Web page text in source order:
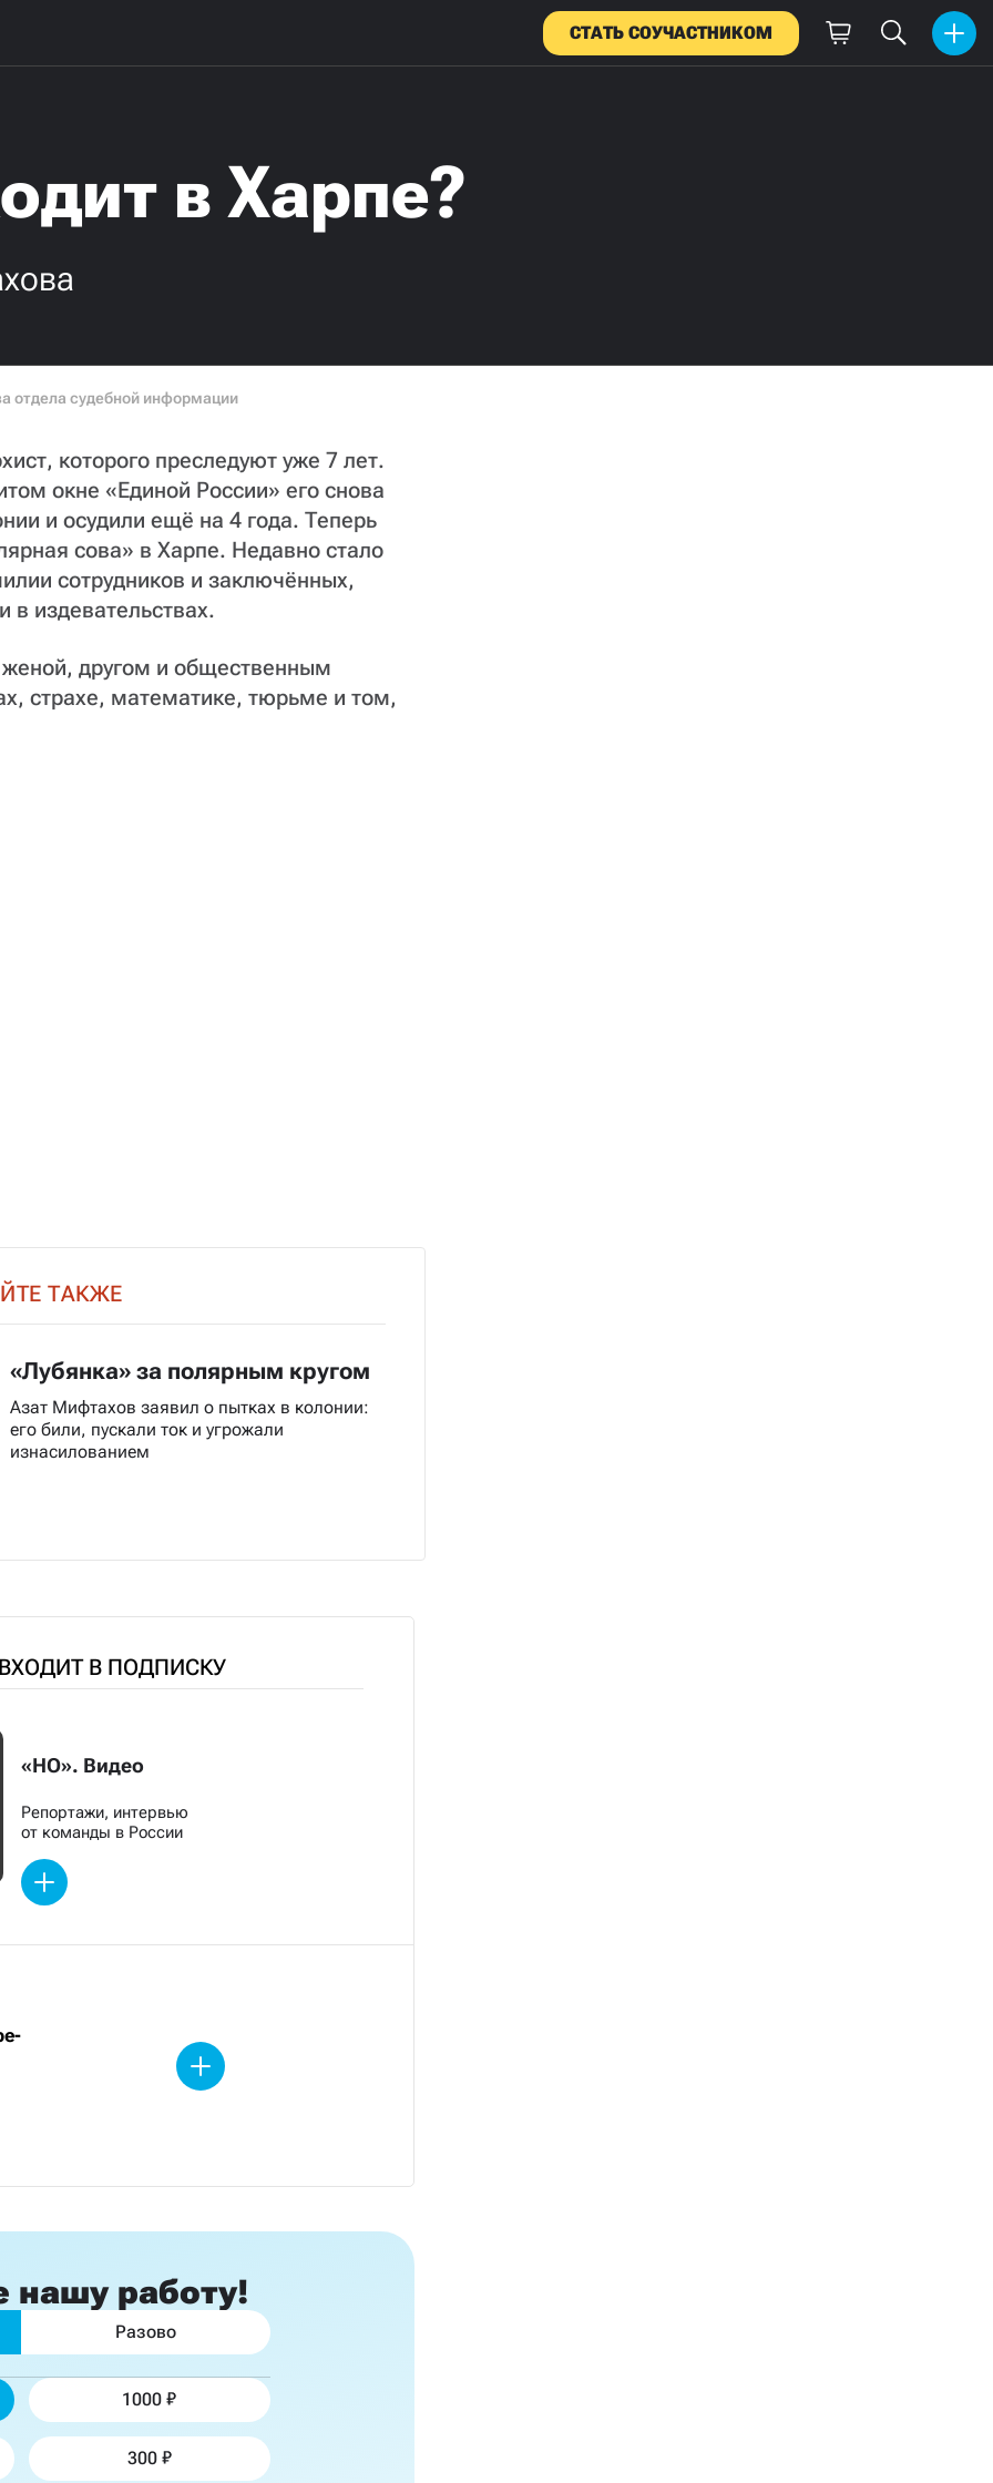
СТАТЬ СОУЧАСТНИКОМ
в Харпе?
отдела судебной информации
которого преследуют уже 7 лет.
окне «Единой России» его снова
и осудили ещё на 4 года. Теперь
сова» в Харпе. Недавно стало
сотрудников и заключённых,
в издевательствах.
другом и общественным
страхе, математике, тюрьме и том,
ТАКЖЕ
«Лубянка» за полярным кругом
Азат Мифтахов заявил о пытках в колонии:
его били, пускали ток и угрожали
изнасилованием
В ПОДПИСКУ
«НО». Видео
Репортажи, интервью
от команды в России
нашу работу!
Разово
1000
300